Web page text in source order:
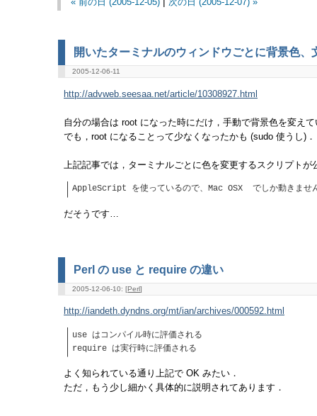
開いたターミナルのウィンドウごとに背景色
2005-12-06-11
http://advweb.seesaa.net/article/10308927.html
自分の場合は root になった時にだけ，手動で背景色を変え
でも，root になることって少なくなったかも (sudo 使うし)．
上記記事では，ターミナルごとに色を変更するスクリプトが
AppleScript を使っているので、Mac OSX でしか動きませ
だそうです…
Perl の use と require の違い
2005-12-06-10: [Perl]
http://iandeth.dyndns.org/mt/ian/archives/000592.html
use はコンパイル時に評価される
require は実行時に評価される
よく知られている通り上記で OK みたい．
ただ，もう少し細かく具体的に説明されてあります．